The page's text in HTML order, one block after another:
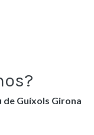
de Guíxols Girona